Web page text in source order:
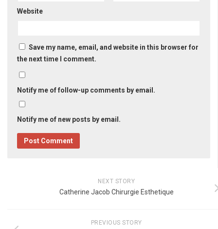
Website
Save my name, email, and website in this browser for
the next time I comment.
Notify me of follow-up comments by email.
Notify me of new posts by email.
NEXT STORY
Catherine Jacob Chirurgie Esthetique
PREVIOUS STORY